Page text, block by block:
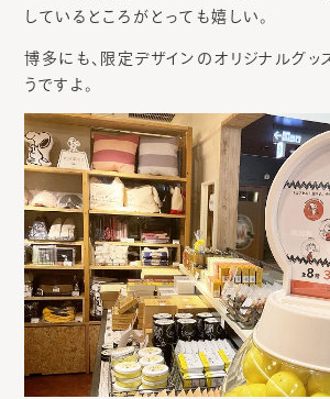
しているところがとっても嬉しい。
博多にも、限定デザインのオリジナルグッ
うですよ。